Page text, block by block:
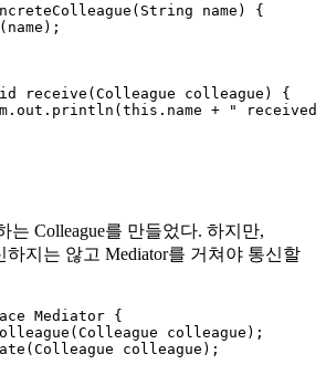
( String name )
{
(name);
receive (Colleague colleague )
{
. out . println (this . name + "
received
는 Colleague를 만들었다. 하지만,
하지는 않고 Mediator를 거쳐야 통신할
Mediator {
(Colleague colleague ) ;
(Colleague colleague ) ;